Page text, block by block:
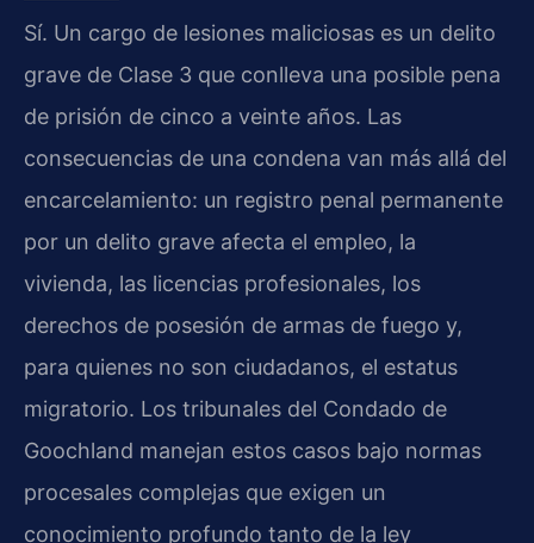
Sí. Un cargo de lesiones maliciosas es un delito
grave de Clase 3 que conlleva una posible pena
de prisión de cinco a veinte años. Las
consecuencias de una condena van más allá del
encarcelamiento: un registro penal permanente
por un delito grave afecta el empleo, la
vivienda, las licencias profesionales, los
derechos de posesión de armas de fuego y,
para quienes no son ciudadanos, el estatus
migratorio. Los tribunales del Condado de
Goochland manejan estos casos bajo normas
procesales complejas que exigen un
conocimiento profundo tanto de la ley